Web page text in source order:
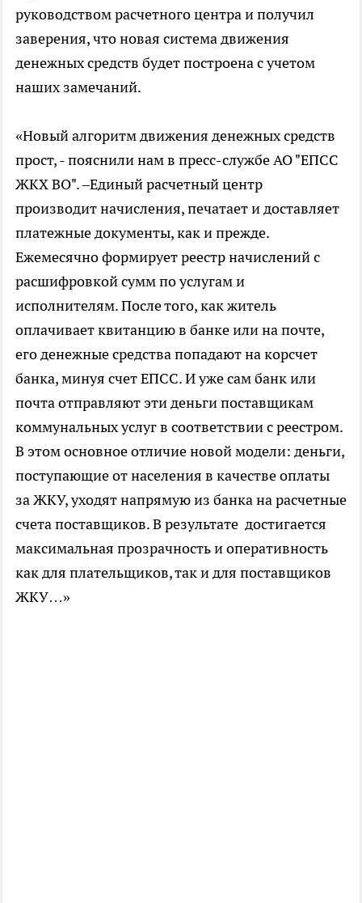
руководством расчетного центра и получил
заверения, что новая система движения
денежных средств будет построена с учетом
наших замечаний.
«Новый алгоритмдвижения денежных средств
прост, - пояснили нам в пресс-службе АО "ЕПСС
ЖКХ ВО". –Единый расчетный центр
производит начисления, печатает и доставляет
платежные документы, как и прежде.
Ежемесячно формирует реестр начислений с
расшифровкой сумм по услугам и
исполнителям. После того, как житель
оплачивает квитанцию в банке или на почте,
его денежные средства попадают на корсчет
банка, минуя счет ЕПСС. И уже сам банк или
почта отправляют эти деньги поставщикам
коммунальных услуг в соответствии с реестром.
В этом основное отличие новой модели: деньги,
поступающие от населения в качестве оплаты
за ЖКУ, уходят напрямую из банка на расчетные
счета поставщиков. В результате достигается
максимальная прозрачность и оперативность
как для плательщиков, так и для поставщиков
ЖКУ…»